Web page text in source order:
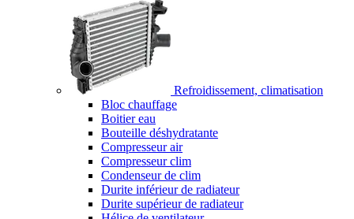
Refroidissement, climatisation
Bloc chauffage
Boitier eau
Bouteille déshydratante
Compresseur air
Compresseur clim
Condenseur de clim
Durite inférieur de radiateur
Durite supérieur de radiateur